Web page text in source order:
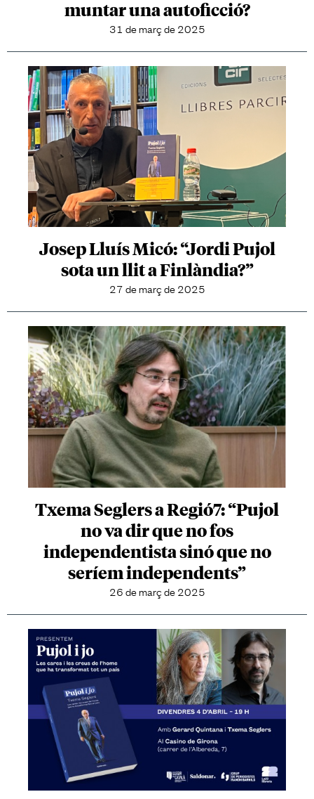
muntar una autoficció?
31 de març de 2025
Josep Lluís Micó: “Jordi Pujol
sota un llit a Finlàndia?”
27 de març de 2025
Txema Seglers a Regió7: “Pujol
no va dir que no fos
independentista sinó que no
seríem independents”
26 de març de 2025